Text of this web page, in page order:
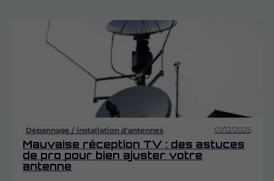
Dépannage / installation d'antennes 01/12/2025
Mauvaise réception TV : des astuces
de pro pour bien ajuster votre
antenne